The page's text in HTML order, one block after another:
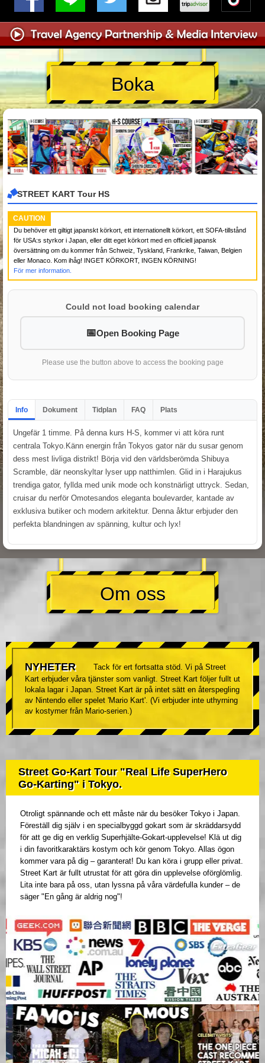
Boka
STREET KART Tour HS
CAUTION
Du behöver ett giltigt japanskt körkort, ett internationellt körkort, ett SOFA-tillstånd
för USA:s styrkor i Japan, eller ditt eget körkort med en officiell japansk
översättning om du kommer från Schweiz, Tyskland, Frankrike, Taiwan, Belgien
eller Monaco. Kom ihåg! INGET KÖRKORT, INGEN KÖRNING!
För mer information.
Could not load booking calendar
Open Booking Page
Please use the button above to access the booking page
Info Dokument Tidplan FAQ Plats
Ungefär 1 timme. På denna kurs H-S, kommer vi att köra runt
centrala Tokyo.Känn energin från Tokyos gator när du susar genom
dess mest livliga distrikt! Börja vid den världsberömda Shibuya
Scramble, där neonskyltar lyser upp natthimlen. Glid in i Harajukus
trendiga gator, fyllda med unik mode och konstnärligt uttryck. Sedan,
cruisar du nerför Omotesandos eleganta boulevarder, kantade av
exklusiva butiker och modern arkitektur. Denna åktur erbjuder den
perfekta blandningen av spänning, kultur och lyx!
Om oss
NYHETER
Tack för ert fortsatta stöd. Vi på Street
Kart erbjuder våra tjänster som vanligt. Street Kart följer fullt ut
lokala lagar i Japan. Street Kart är på intet sätt en återspegling
av Nintendo eller spelet 'Mario Kart'. (Vi erbjuder inte uthyrning
av kostymer från Mario-serien.)
Street Go-Kart Tour "Real Life SuperHero
Go-Karting" i Tokyo.
Otroligt spännande och ett måste när du besöker Tokyo i Japan.
Föreställ dig själv i en specialbyggd gokart som är skräddarsydd
för att ge dig en verklig Superhjälte-Gokart-upplevelse! Klä ut dig
i din favoritkaraktärs kostym och kör genom Tokyo. Allas ögon
kommer vara på dig – garanterat! Du kan köra i grupp eller privat.
Street Kart är fullt utrustat för att göra din upplevelse oförglömlig.
Lita inte bara på oss, utan lyssna på våra värdefulla kunder – de
säger "En gång är aldrig nog"!